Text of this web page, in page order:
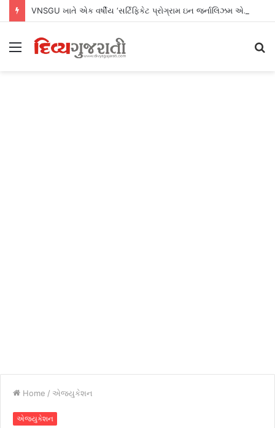
VNSGU ખાતે એક વર્ષીય ‘સર્ટિફિકેટ પ્રોગ્રામ ઇન જર્નાલિઝમ એન્ડ માસ કમ્યુનિકેશન’નો શુભારંભ
Menu
Home / એજ્યુકેશન
એજ્યુકેશન